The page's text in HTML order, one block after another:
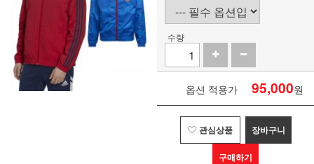
수량
옵션 적용가 95,000원
관심상품 장바구니
구매하기